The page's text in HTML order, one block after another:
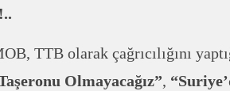
TTB olarak çağrıcılığını
Olmayacağız”,